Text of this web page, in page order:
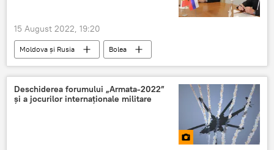
15 August 2022, 19:20
Moldova și Rusia
Bolea
Oleg Vasnețov
Deschiderea forumului „Armata-2022”
și a jocurilor internaționale militare